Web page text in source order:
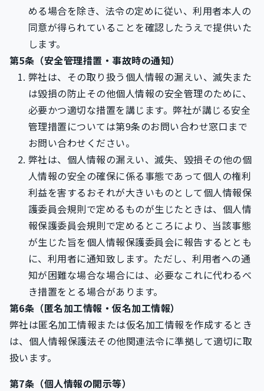
める場合を除き、法令の定めに従い、利用者本人の
同意が得られていることを確認したうえで提供いた
します。
第5条（安全管理措置・事故時の通知）
弊社は、その取り扱う個人情報の漏えい、滅失また
は毀損の防止その他個人情報の安全管理のために、
必要かつ適切な措置を講じます。弊社が講じる安全
管理措置については第9条のお問い合わせ窓口まで
お問い合わせください。
弊社は、個人情報の漏えい、滅失、毀損その他の個
人情報の安全の確保に係る事態であって個人の権利
利益を害するおそれが大きいものとして個人情報保
護委員会規則で定めるものが生じたときは、個人情
報保護委員会規則で定めるところにより、当該事態
が生じた旨を個人情報保護委員会に報告するととも
に、利用者に通知致します。ただし、利用者への通
知が困難な場合な場合には、必要なこれに代わるべ
き措置をとる場合があります。
第6条（匿名加工情報・仮名加工情報）
弊社は匿名加工情報または仮名加工情報を作成するとき
は、個人情報保護法その他関連法令に準拠して適切に取
扱います。
第7条（個人情報の開示等）